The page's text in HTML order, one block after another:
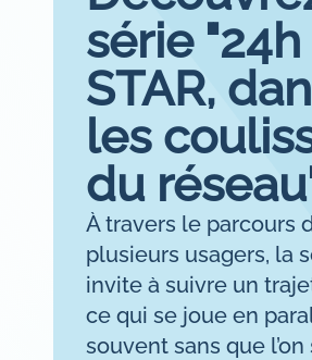
Expérience voyageurs
Innovation
Nos engagements
Le cercle entreprise pour le climat
Délégation du service public
Politique mobilité transport
Plan Climat Air Energie Territorial
NOS FORMATIONS
Maintenance
L'EXPÉRIENCE KEOLIS RENNES
Parcours d'intégration
Mobilité interne
Nos offres d'emplois
série "24h
STAR,
les
du
À travers le parcours
plusieurs usagers, la
invite à suivre un
ce qui se joue en
souvent sans que l’on